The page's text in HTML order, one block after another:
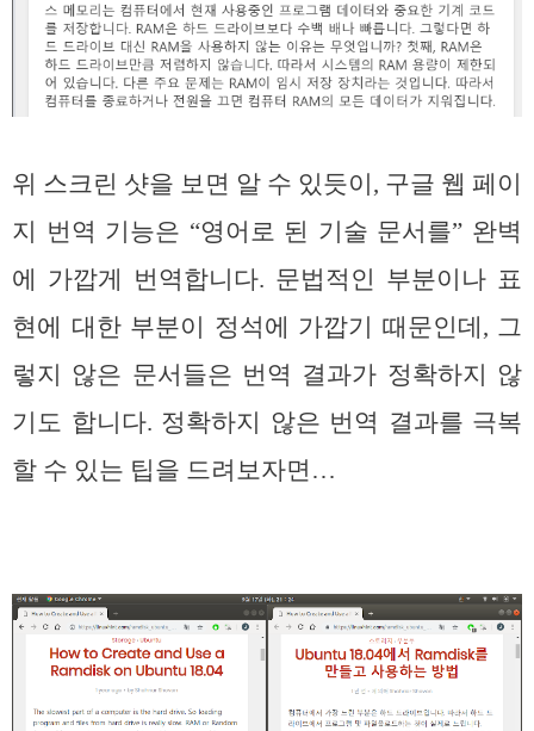
위 스크린 샷을 보면 알 수 있듯이, 구글 웹 페이
지 번역 기능은 “영어로 된 기술 문서를” 완벽
에 가깝게 번역합니다. 문법적인 부분이나 표
현에 대한 부분이 정석에 가깝기 때문인데, 그
렇지 않은 문서들은 번역 결과가 정확하지 않
기도 합니다. 정확하지 않은 번역 결과를 극복
할 수 있는 팁을 드려보자면…